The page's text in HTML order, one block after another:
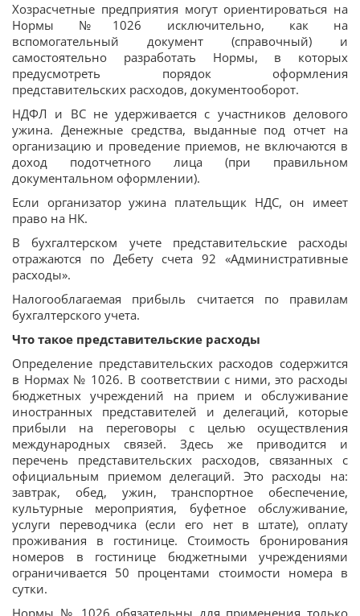
Хозрасчетные предприятия могут ориентироваться на
Нормы №1026 исключительно, как на
вспомогательный документ (справочный) и
самостоятельно разработать Нормы, в которых
предусмотреть порядок оформления
представительских расходов, документооборот.
НДФЛ и ВС не удерживается с участников делового
ужина. Денежные средства, выданные под отчет на
организацию и проведение приемов, не включаются в
доход подотчетного лица (при правильном
документальном оформлении).
Если организатор ужина плательщик НДС, он имеет
право на НК.
В бухгалтерском учете представительские расходы
отражаются по Дебету счета 92 «Административные
расходы».
Налогооблагаемая прибыль считается по правилам
бухгалтерского учета.
Что такое представительские расходы
Определение представительских расходов содержится
в Нормах № 1026. В соответствии с ними, это расходы
бюджетных учреждений на прием и обслуживание
иностранных представителей и делегаций, которые
прибыли на переговоры с целью осуществления
международных связей. Здесь же приводится и
перечень представительских расходов, связанных с
официальным приемом делегаций. Это расходы на:
завтрак, обед, ужин, транспортное обеспечение,
культурные мероприятия, буфетное обслуживание,
услуги переводчика (если его нет в штате), оплату
проживания в гостинице. Стоимость бронирования
номеров в гостинице бюджетными учреждениями
ограничивается 50 процентами стоимости номера в
сутки.
Нормы № 1026 обязательны для применения только